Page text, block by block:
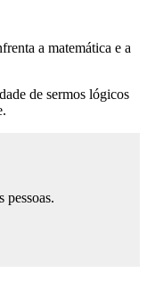
a matemática e a
de sermos lógicos
pessoas.